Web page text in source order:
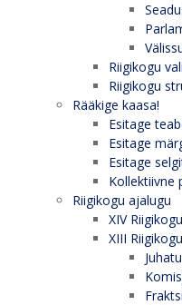
Riigikogu
Riigikogu
Rääkige kaasa!
Esitage
Esitage
Esitage
Kollektiivne
Riigikogu ajalugu
XIV
XIII